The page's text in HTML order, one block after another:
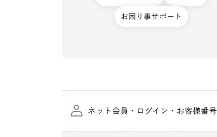
お困り事サポート
ネット会員・ログイン・お客様番号